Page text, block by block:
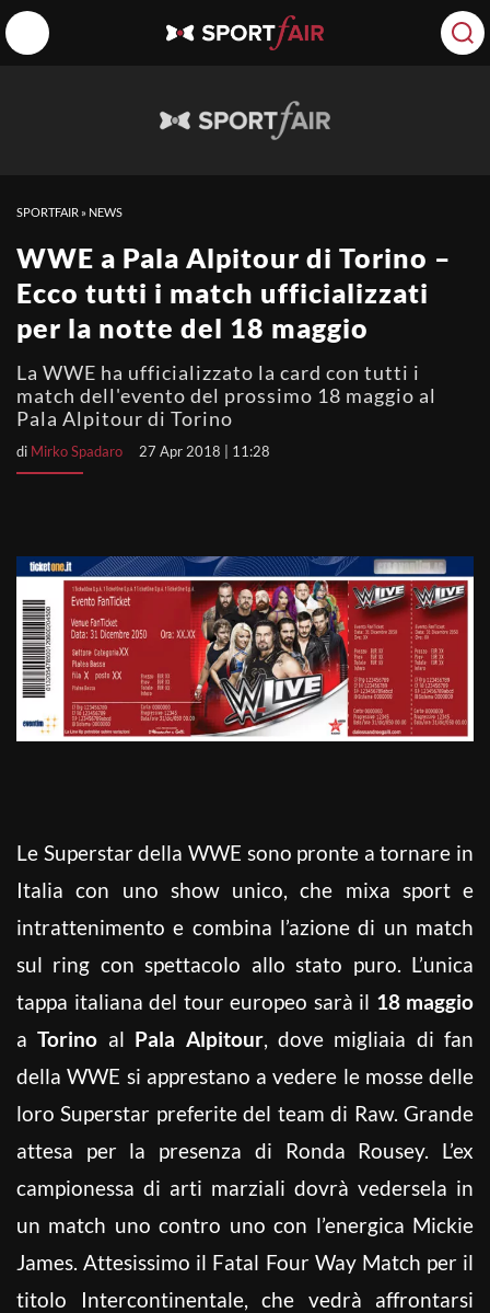
SPORTFAIR » NEWS
WWE a Pala Alpitour di Torino –
Ecco tutti i match ufficializzati
per la notte del 18 maggio
La WWE ha ufficializzato la card con tutti i
match dell'evento del prossimo 18 maggio al
Pala Alpitour di Torino
di Mirko Spadaro 27 Apr 2018 | 11:28
Le Superstar della WWE sono pronte a tornare in
Italia con uno show unico, che mixa sport e
intrattenimento e combina l’azione di un match
sul ring con spettacolo allo stato puro. L’unica
tappa italiana del tour europeo sarà il 18 maggio
aTorino al Pala Alpitour, dove migliaia di fan
della WWE si apprestano a vedere le mosse delle
loro Superstar preferite del team di Raw. Grande
attesa per la presenza di Ronda Rousey. L’ex
campionessa di arti marziali dovrà vedersela in
un match uno contro uno con l’energica Mickie
James. Attesissimo il Fatal Four Way Match per il
titolo Intercontinentale, che vedrà affrontarsi